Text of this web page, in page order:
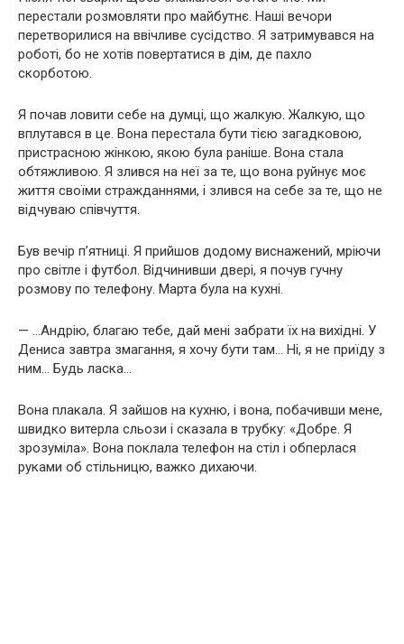
перестали розмовляти про майбутнє. Наші вечори
перетворилися на ввічливе сусідство. Я затримувався на
роботі, бо не хотів повертатися в дім, де пахло
скорботою.
Я почав ловити себе на думці, що жалкую. Жалкую, що
вплутався в це. Вона перестала бути тією загадковою,
пристрасною жінкою, якою була раніше. Вона стала
обтяжливою. Я злився на неї за те, що вона руйнує моє
життя своїми стражданнями, і злився на себе за те, що не
відчуваю співчуття.
Був вечір п’ятниці. Я прийшов додому виснажений, мріючи
про світле і футбол. Відчинивши двері, я почув гучну
розмову по телефону. Марта була на кухні.
— …Андрію, благаю тебе, дай мені забрати їх на вихідні. У
Дениса завтра змагання, я хочу бути там… Ні, я не приїду з
ним… Будь ласка…
Вона плакала. Я зайшов на кухню, і вона, побачивши мене,
швидко витерла сльози і сказала в трубку: «Добре. Я
зрозуміла». Вона поклала телефон на стіл і обперлася
руками об стільницю, важко дихаючи.